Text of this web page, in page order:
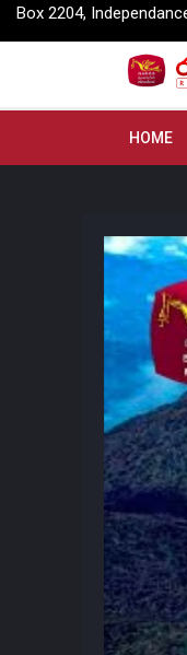
Square, Colombo – 07.
HOME